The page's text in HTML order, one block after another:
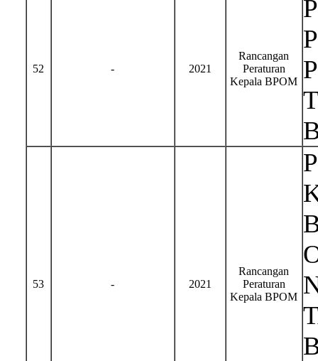
52 - 2021
Rancangan
Peraturan
Kepala BPOM
53 - 2021
Rancangan
Peraturan
Kepala BPOM